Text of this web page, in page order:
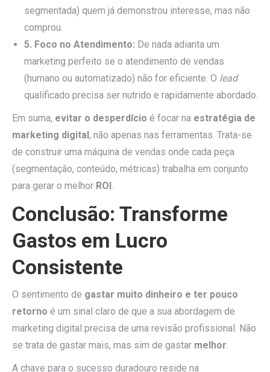
segmentada) quem já demonstrou interesse, mas não
comprou.
5. Foco no Atendimento: De nada adianta um
marketing perfeito se o atendimento de vendas
(humano ou automatizado) não for eficiente. O lead
qualificado precisa ser nutrido e rapidamente abordado.
Em suma, evitar o desperdício é focar na estratégia de
marketing digital, não apenas nas ferramentas. Trata-se
de construir uma máquina de vendas onde cada peça
(segmentação, conteúdo, métricas) trabalha em conjunto
para gerar o melhor ROI.
Conclusão: Transforme
Gastos em Lucro
Consistente
O sentimento de gastar muito dinheiro e ter pouco
retorno é um sinal claro de que a sua abordagem de
marketing digital precisa de uma revisão profissional. Não
se trata de gastar mais, mas sim de gastar melhor.
A chave para o sucesso duradouro reside na